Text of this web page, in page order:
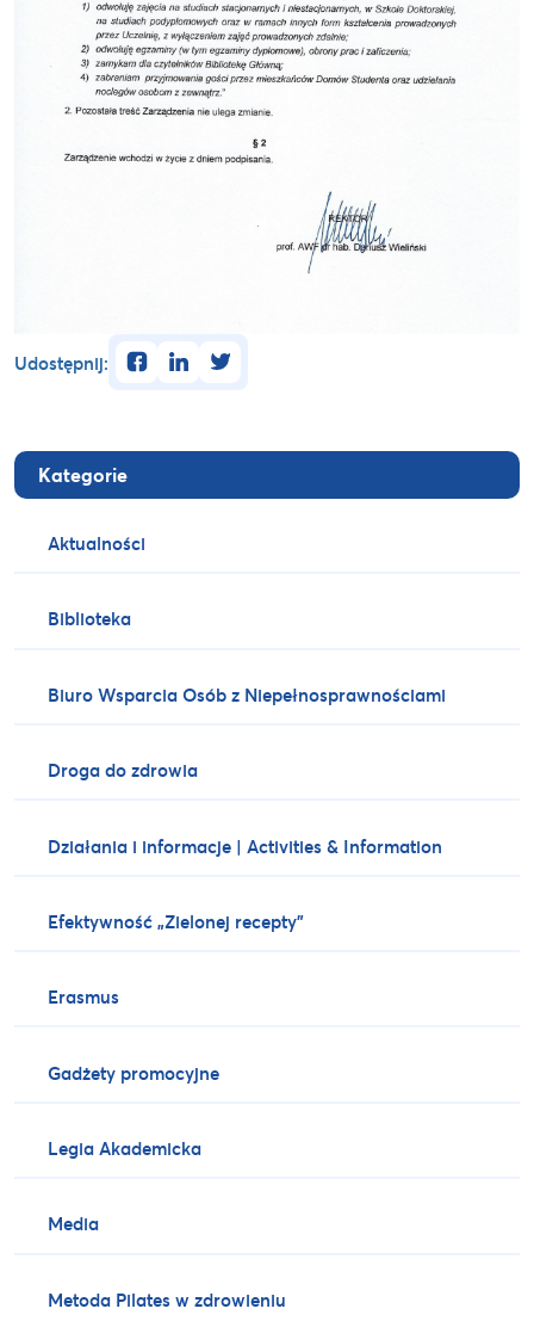
Kategorie
Aktualności
Biblioteka
Biuro Wsparcia Osób z Niepełnosprawnościami
Droga do zdrowia
Działania i informacje | Activities & Information
Efektywność „Zielonej recepty”
Erasmus
Gadżety promocyjne
Legia Akademicka
Media
Metoda Pilates w zdrowieniu
Udostępnij: facebooklinkedintwitter